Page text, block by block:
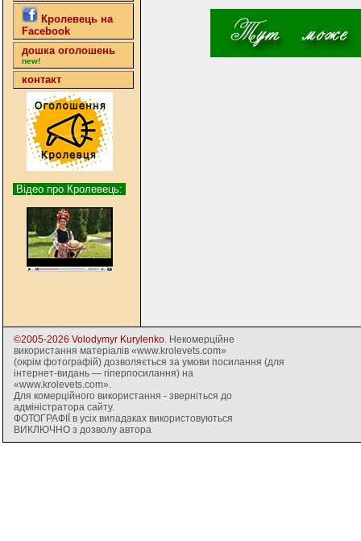
Кролевець на
Facebook
дошка оголошень
new!
контакт
Відео про Кролевець:
©2005-2026 Volodymyr Kurylenko. Некомерційне
використання матеріалів «www.krolevets.com»
(окрім фотографій) дозволяється за умови посилання (для
інтернет-видань — гіперпосилання) на
«www.krolevets.com».
Для комерційного використання - зверніться до
адміністратора сайту.
ФОТОГРАФІЇ в усіх випадаках використовуються
ВИКЛЮЧНО з дозволу автора